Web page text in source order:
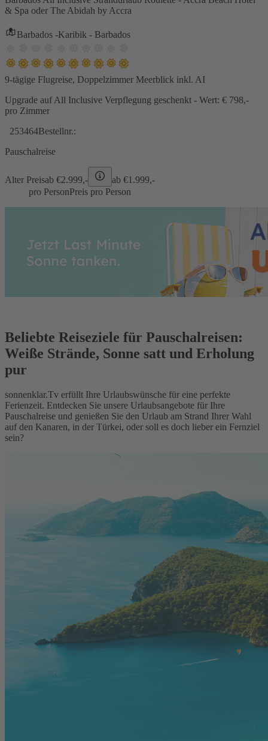
& Spa oder The Abidah by Accra
Barbados -Karibik - Barbados
9-tägige Flugreise, Doppelzimmer Meerblick inkl. AI
Upgrade auf All Inclusive Verpflegung geschenkt - Wert: € 798,-
pro Zimmer
253464Bestellnr.:
Pauschalreise
Alter Preisab €2.999,- ab €1.999,-
pro PersonPreis pro Person
Beliebte Reiseziele für Pauschalreisen:
Weiße Strände, Sonne satt und Erholung
pur
sonnenklar.Tv erfüllt Ihre Urlaubswünsche für eine perfekte
Ferienzeit. Entdecken Sie unsere Urlaubsangebote für Ihre
Pauschalreise und genießen Sie den Urlaub am Strand Ihrer Wahl
auf den Kanaren, in der Türkei, oder soll es doch lieber ein Fernziel
sein?